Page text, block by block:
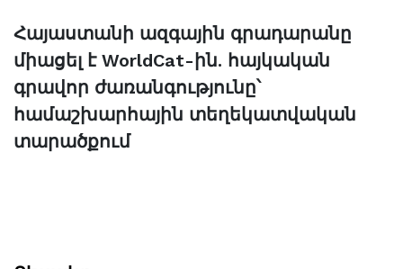
Հայաստանի ազգային գրադարանը
միացել է WorldCat-ին. հայկական
գրավոր ժառանգությունը՝
համաշխարհային տեղեկատվական
տարածքում